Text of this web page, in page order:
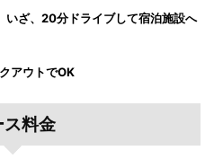
ざ、20分ドライブして宿泊施設へ
アウトでOK
ス料金